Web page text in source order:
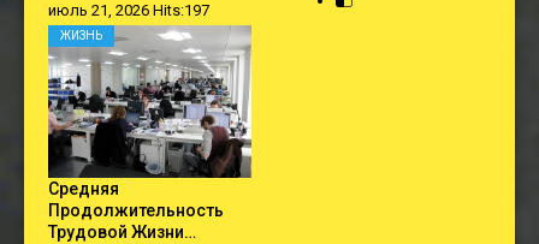
июль 21, 2026 Hits:197
Средняя
Продолжительность
Трудовой Жизни…
ЖИЗНЬ